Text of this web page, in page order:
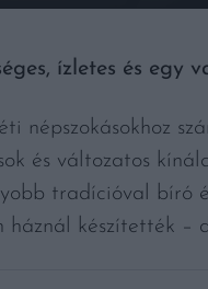
ízletes és egy
népszokásokhoz
és változatos
tradícióval bíró
háznál készítették –